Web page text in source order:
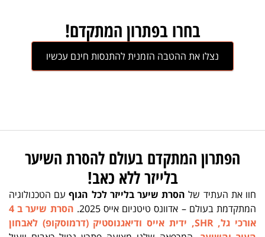
נצלו את ההטבה הזמנית להתנסות חינם עכשיו
בחרו בפתרון המתקדם!
הפתרון המתקדם בעולם להסרת השיער
בלייזר ללא כאב!
חוו את העתיד של הסרת שיער בלייזר לכל הגוףעם הטכנולוגיה
המתקדמת בעולם – אדוונס טיטניום אייס 2025.
הסרת שיער ב 4
אורכי גל, SHR, ידית אייס ודיאגנוסטיק (דרמוסקופ) לאבחון